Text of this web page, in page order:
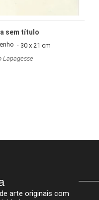
sem título
- 30 x 21 cm
Lapagesse
arte originais com